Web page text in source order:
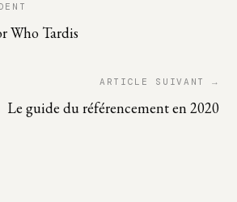
Who Tardis
ARTICLE SUIVANT →
Le guide du référencement en 2020